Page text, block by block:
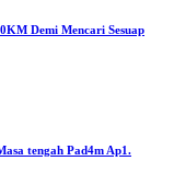
Demi Mencari Sesuap
tengah Pad4m Ap1.